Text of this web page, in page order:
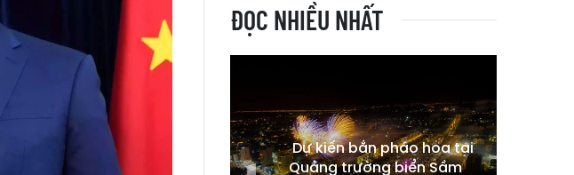
ĐỌC NHIỀU NHẤT
Dự kiến bắn pháo hoa tại
Quảng trường biển Sầm